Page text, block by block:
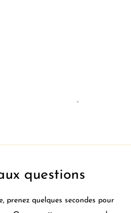
questions
prenez quelques secondes pour